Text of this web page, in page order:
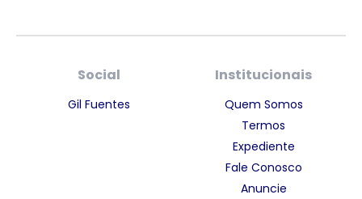
Social
Gil Fuentes
Institucionais
Quem Somos
Termos
Expediente
Fale Conosco
Anuncie